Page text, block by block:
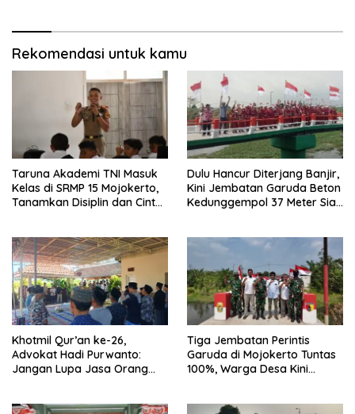
Rekomendasi untuk kamu
Taruna Akademi TNI Masuk
Kelas di SRMP 15 Mojokerto,
Tanamkan Disiplin dan Cinta
Dulu Hancur Diterjang Banjir,
Kini Jembatan Garuda Beton
Kedunggempol 37 Meter Siap
Khotmil Qur’an ke-26,
Advokat Hadi Purwanto:
Jangan Lupa Jasa Orang
Tiga Jembatan Perintis
Garuda di Mojokerto Tuntas
100%, Warga Desa Kini